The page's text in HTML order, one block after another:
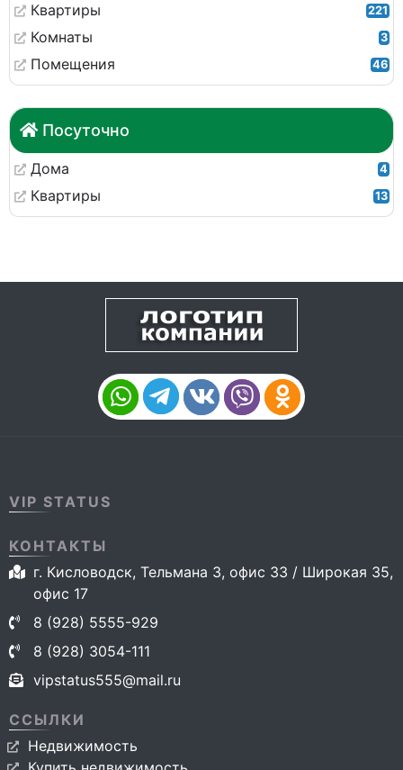
Квартиры 221
Комнаты 3
Помещения 46
Посуточно
Дома 4
Квартиры 13
VIP STATUS
КОНТАКТЫ
г. Кисловодск, Тельмана 3, офис 33 / Широкая 35,
офис 17
8 (928) 5555-929
8 (928) 3054-111
vipstatus555@mail.ru
ССЫЛКИ
Недвижимость